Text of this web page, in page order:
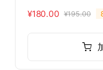
¥195.00原
¥180.00
当
格